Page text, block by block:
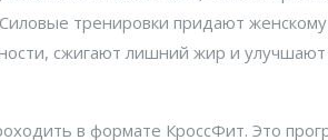
тренировки придают
сжигают лишний жир и улучшают
в формате КроссФит. Это